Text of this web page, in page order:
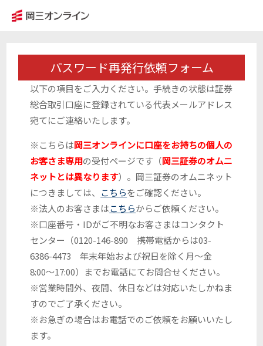
パスワード再発行依頼フォーム
以下の項目をご入力ください。手続きの状態は証券
総合取引口座に登録されている代表メールアドレス
宛てにご連絡いたします。
※こちらは岡三オンラインに口座をお持ちの個人の
お客さま専用の受付ページです（岡三証券のオムニ
ネットとは異なります）。岡三証券のオムニネット
につきましては、 こちらをご確認ください。
※法人のお客さまはこちらからご依頼ください。
※口座番号・IDがご不明なお客さまはコンタクト
センター（0120-146-890 携帯電話からは03-
6386-4473 年末年始および祝日を除く月～金
8:00～17:00）までお電話にてお問合せください。
※営業時間外、夜間、休日などは対応いたしかねま
すのでご了承ください。
※お急ぎの場合はお電話でのご依頼をお願いいたし
ます。